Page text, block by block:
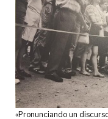
«Pronunciando un